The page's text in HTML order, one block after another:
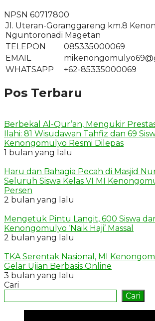
NPSN 60717800
Jl. Uteran-Goranggareng km.8
Nguntoronadi Magetan
TELEPON
085335000069
EMAIL
WHATSAPP
+62-85335000069
Pos Terbaru
Berbekal Al-Qur’an, Mengukir
Ilahi: 81 Wisudawan Tahfiz dan 69
Kenongomulyo Resmi Dilepas
1 bulan yang lalu
Haru dan Bahagia Pecah di Masjid
Seluruh Siswa Kelas VI MI
Persen
2 bulan yang lalu
Mengetuk Pintu Langit, 600 Siswa
Kenongomulyo ‘Naik Haji’ Massal
2 bulan yang lalu
TKA Serentak Nasional, MI
Gelar Ujian Berbasis Online
3 bulan yang lalu
Cari
Cari